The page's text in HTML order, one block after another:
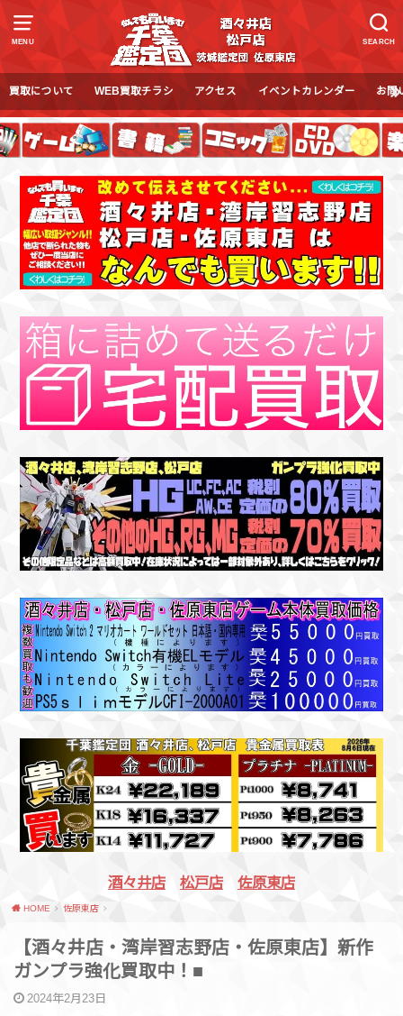
MENU SEARCH
買取について WEB買取チラシ アクセス イベントカレンダー お問
酒々井店 松戸店 佐原東店
HOME 佐原東店
【酒々井店・湾岸習志野店・佐原東店】新作
ガンプラ強化買取中！■
2024年2月23日